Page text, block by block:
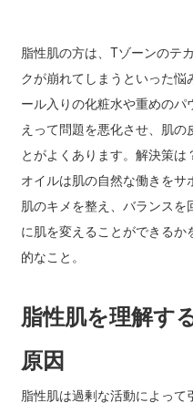
脂性肌の方は、Tゾーンのテ
クが崩れてしまうといった悩
ール入りの化粧水や重めの
えって問題を悪化させ、肌の
とがよくあります。解決策は
オイルは肌の自然な働きをサ
肌のキメを整え、バランスを
に肌を変えることができるか
的なこと。
脂性肌を理解す
原因
脂性肌は過剰な活動によって